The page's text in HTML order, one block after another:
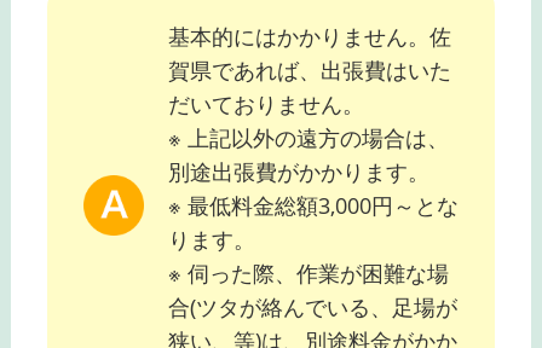
基本的にはかかりません。佐
賀県であれば、出張費はいた
だいておりません。
※ 上記以外の遠方の場合は、
別途出張費がかかります。
※ 最低料金総額3,000円～とな
ります。
※ 伺った際、作業が困難な場
合(ツタが絡んでいる、足場が
狭い、等)は、別途料金がかか